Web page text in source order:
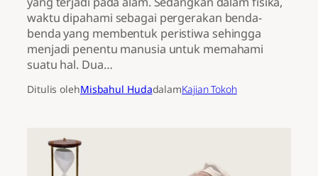
waktu dipahami sebagai pergerakan benda-
benda yang membentuk peristiwa sehingga
menjadi penentu manusia untuk memahami
suatu hal. Dua…
Ditulis olehMisbahul HudadalamKajian Tokoh